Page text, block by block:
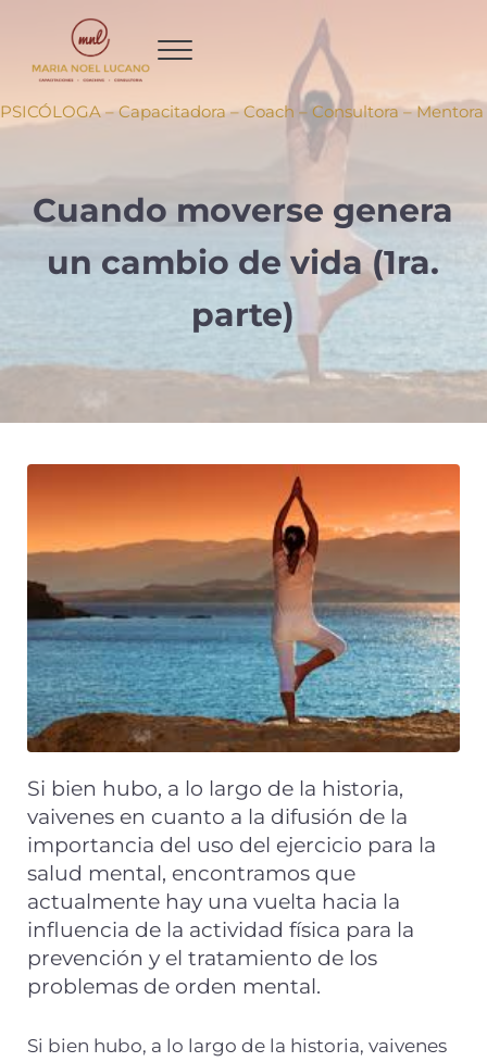
PSICÓLOGA – Capacitadora – Coach – Consultora – Mentora
Cuando moverse genera
un cambio de vida (1ra.
parte)
Si bien hubo, a lo largo de la historia,
vaivenes en cuanto a la difusión de la
importancia del uso del ejercicio para la
salud mental, encontramos que
actualmente hay una vuelta hacia la
influencia de la actividad física para la
prevención y el tratamiento de los
problemas de orden mental.
Si bien hubo, a lo largo de la historia, vaivenes